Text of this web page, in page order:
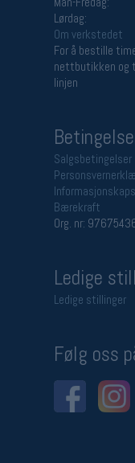
Lørdag:
Om verkstedet
For å bestille
nettbutikken og
linjen
Salgsbetingelser
Bærekraft
Org. nr:
Ledige
Ledige stillinger
Følg oss